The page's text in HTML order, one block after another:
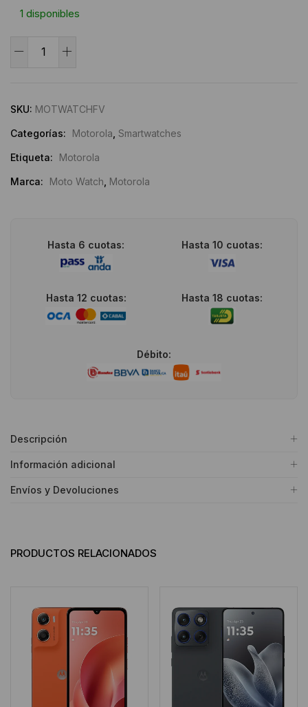
1 disponibles
Smartwatch
cantidad
SKU: MOTWATCHFV
Categorías: Motorola Smartwatches
Etiqueta: Motorola
Marca: Moto Watch Motorola
Hasta 6 cuotas: Hasta 10 cuotas:
Hasta 12 cuotas: Hasta 18 cuotas:
Débito:
Descripción
Información adicional
Envíos y Devoluciones
PRODUCTOS RELACIONADOS